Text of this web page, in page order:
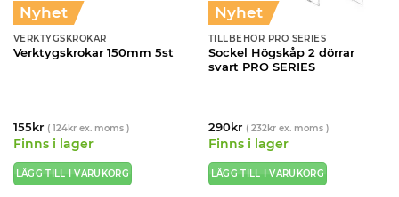
Nyhet
VERKTYGSKROKAR
Verktygskrokar 150mm 5st
155kr ( 124krex. moms )
Finns i lager
LÄGG TILL I VARUKORG
Nyhet
TILLBEHÖR PRO SERIES
Sockel Högskåp 2 dörrar
svart PRO SERIES
290kr ( 232krex. moms )
Finns i lager
LÄGG TILL I VARUKORG